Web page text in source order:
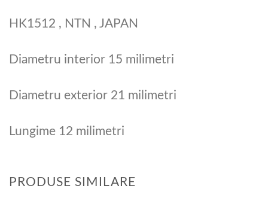
HK1512 , NTN , JAPAN
Diametru interior 15 milimetri
Diametru exterior 21 milimetri
Lungime 12 milimetri
PRODUSE SIMILARE